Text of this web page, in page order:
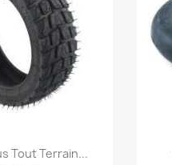
rapide
Tout Terrain...